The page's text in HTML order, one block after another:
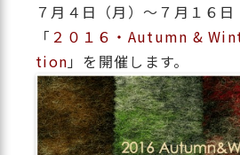
７月４日（月）～７月１６日
「 ２０１６・Autumn &
tion 」を開催します。